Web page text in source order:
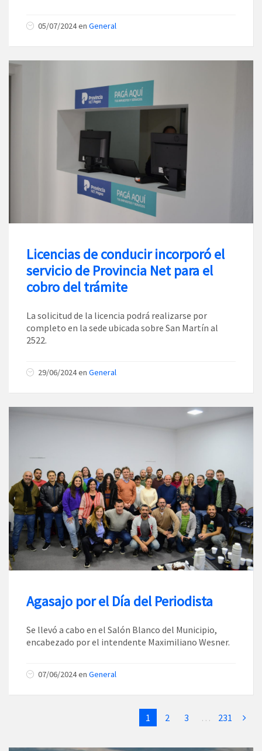
05/07/2024en General
Licencias de conducir incorporó el
servicio de Provincia Net para el
cobro del trámite
La solicitud de la licencia podrá realizarse por
completo en la sede ubicada sobre San Martín al
2522.
29/06/2024en General
Agasajo por el Día del Periodista
Se llevó a cabo en el Salón Blanco del Municipio,
encabezado por el intendente Maximiliano Wesner.
07/06/2024en General
1 2 3 … 231